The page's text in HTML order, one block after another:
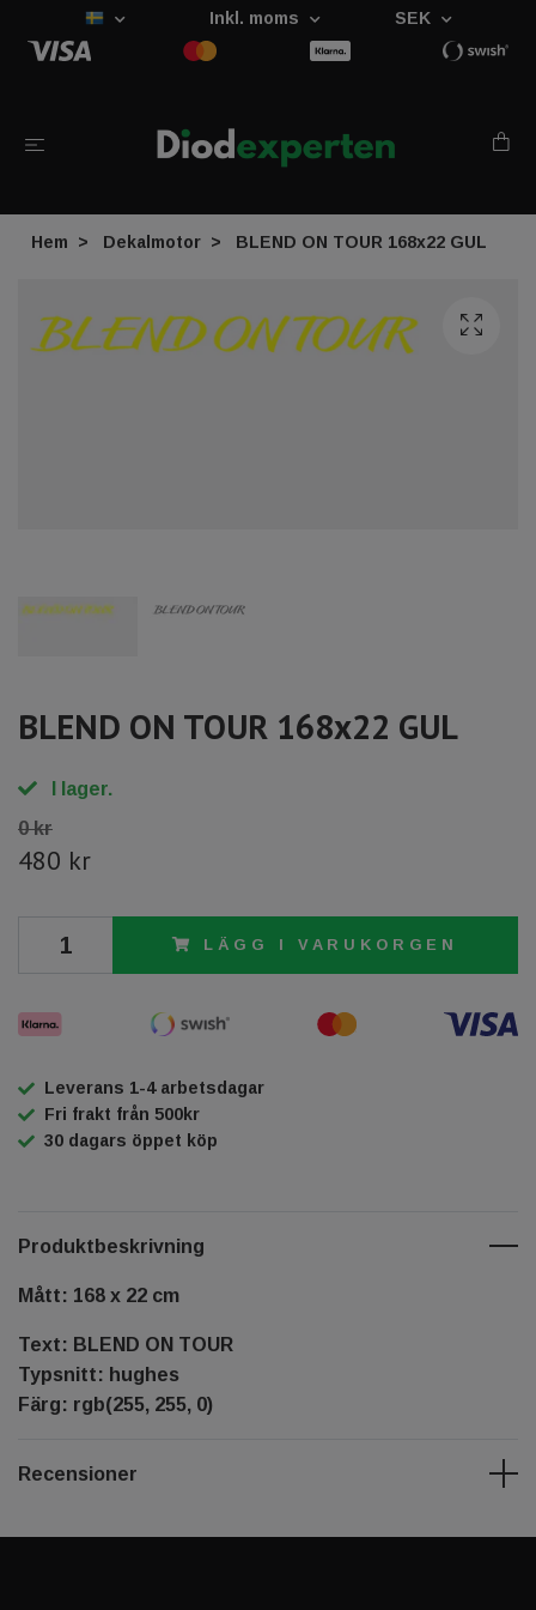
Inkl. moms SEK
Hem Dekalmotor BLEND ON TOUR 168x22 GUL
BLEND ON TOUR 168x22 GUL
I lager.
0 kr
480 kr
LÄGG I VARUKORGEN
Leverans 1-4 arbetsdagar
Fri frakt från 500kr
30 dagars öppet köp
Produktbeskrivning
Mått: 168 x 22 cm
Text: BLEND ON TOUR
Typsnitt: hughes
Färg: rgb(255, 255, 0)
Recensioner